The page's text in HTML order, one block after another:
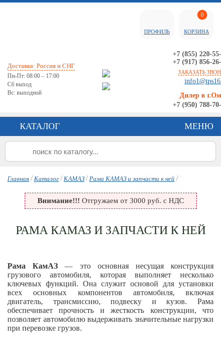
Доставка: Россия и СНГ
Пн-Пт: 08:00 – 17:00
Сб выход
Вс: выходной
+7 (855) 220-
+7 (917) 856-
ЗАКАЗАТЬ
Дилер в
+7 (950) 788-
ПРОФИЛЬ
0
КОРЗИНА
КАТАЛОГ МЕНЮ
Главная / Каталог / КАМАЗ / Рама КАМАЗ и запчасти к ней /
Внимание!!! Отгружаем от 3000 руб. с НДС
РАМА КАМАЗ И ЗАПЧАСТИ К НЕЙ
Рама КамАЗ — это основная несущая конструкция
грузового автомобиля, которая выполняет несколько
ключевых функций. Она служит основой для установки
всех основных компонентов автомобиля, включая
двигатель, трансмиссию, подвеску и кузов. Рама
обеспечивает прочность и жесткость конструкции, что
позволяет автомобилю выдерживать значительные нагрузки
при перевозке грузов.